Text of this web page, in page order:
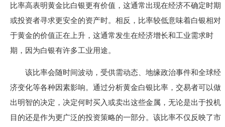
比率高表明黄金比白银更有价值，这通常出现在经济不确定时期
或投资者寻求更安全的资产时。相反，比率较低意味着白银相对
于黄金的价值正在上升，这通常发生在经济增长和工业需求时
期，因为白银有许多工业用途。
该比率会随时间波动，受供需动态、地缘政治事件和全球经
济变化等各种因素影响。通过分析黄金白银比率，交易者可以做
出明智的决定，决定何时买入或卖出这些金属，无论是出于投机
目的还是作为更广泛的投资策略的一部分。该比率不仅反映了市